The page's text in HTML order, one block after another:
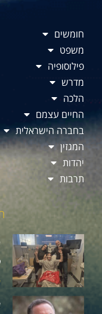
חומשים
משפט
פילוסופיה
מדרש
הלכה
החיים עצמם
בחברה הישראלית
המגזין
יהדות
תרבות